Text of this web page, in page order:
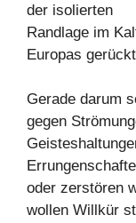
der isolierten
Randlage im
Europas
Gerade darum
gegen
oder zerstören
wollen Willkür